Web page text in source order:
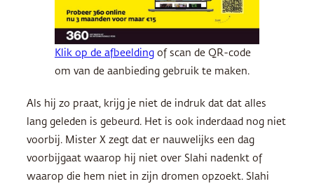
Klik op de afbeelding of scan de QR-code
om van de aanbieding gebruik te maken.
Als hij zo praat, krijg je niet de indruk dat dat alles
lang geleden is gebeurd. Het is ook inderdaad nog niet
voorbij. Mister X zegt dat er nauwelijks een dag
voorbijgaat waarop hij niet over Slahi nadenkt of
waarop die hem niet in zijn dromen opzoekt. Slahi